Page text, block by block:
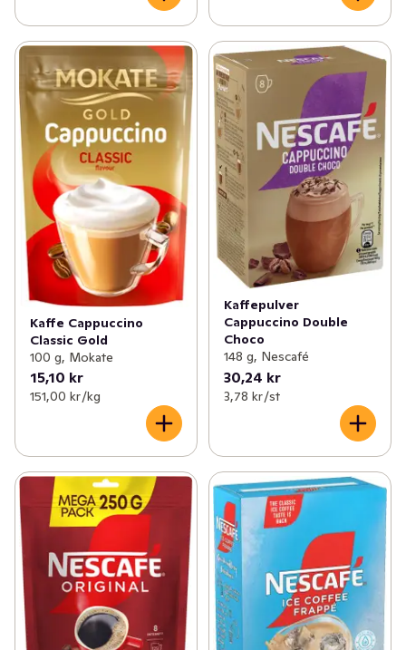
Kaffe Cappuccino
Classic Gold
100 g, Mokate
15,10 kr
151,00 kr /kg
Kaffepulver
Cappuccino Double
Choco
148 g, Nescafé
30,24 kr
3,78 kr /st